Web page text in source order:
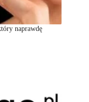
naprawdę